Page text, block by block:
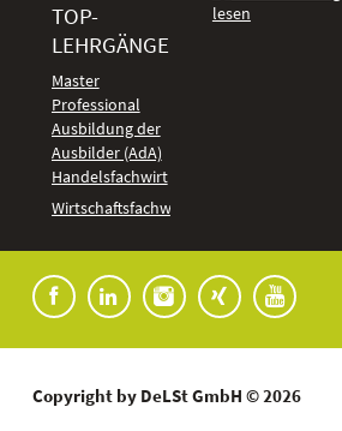
TOP-
LEHRGÄNGE
Master
Professional
Ausbildung der
Ausbilder (AdA)
Handelsfachwirt
Wirtschaftsfachwirt
DeLSt -
anderen Quellen
Copyright by DeLSt GmbH © 2026